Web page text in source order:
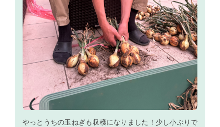
やっとうちの玉ねぎも収穫になりました！少し小ぶりで